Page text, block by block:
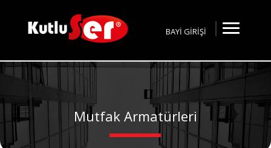
BAYİ GİRİŞİ
Mutfak Armatürleri